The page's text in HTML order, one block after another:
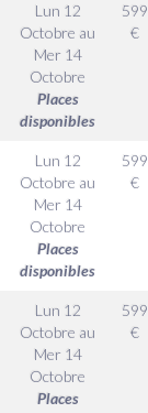
Lun 12
Octobre au
Mer 14
Octobre
Places
disponibles
599
€
Lun 12
Octobre au
Mer 14
Octobre
Places
disponibles
599
€
Lun 12
Octobre au
Mer 14
Octobre
Places
599
€